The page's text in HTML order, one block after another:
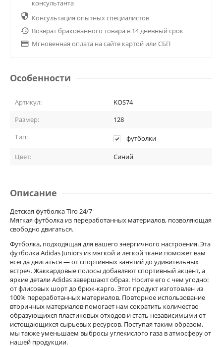
консультанта
 Консультация опытных специалистов
 Возврат бракованного товара в 14 дневный срок
 Мгновенная оплата на сайте картой или СБП
Особенности
Артикул:
KOS74
Размер:
128
Тип:
футболки
Цвет: Синий
Описание
Детская футболка Tiro 24/7
Мягкая футболка из переработанных материалов, позволяющая
свободно двигаться.
Футболка, подходящая для вашего энергичного настроения. Эта
футболка Adidas Juniors из мягкой и легкой ткани поможет вам
всегда двигаться — от спортивных занятий до удивительных
встреч. Жаккардовые полосы добавляют спортивный акцент, а
яркие детали Adidas завершают образ. Носите его с чем угодно:
от флисовых шорт до брюк-карго. Этот продукт изготовлен из
100% переработанных материалов. Повторное использование
вторичных материалов помогает нам сократить количество
образующихся пластиковых отходов и стать независимыми от
истощающихся сырьевых ресурсов. Поступая таким образом,
мы также уменьшаем выбросы углекислого газа в атмосферу от
нашей продукции.